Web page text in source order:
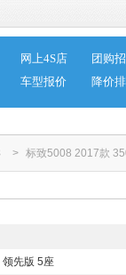
网上4S店 团购
车型报价
降价
> 标致5008 2017款
先版 5座